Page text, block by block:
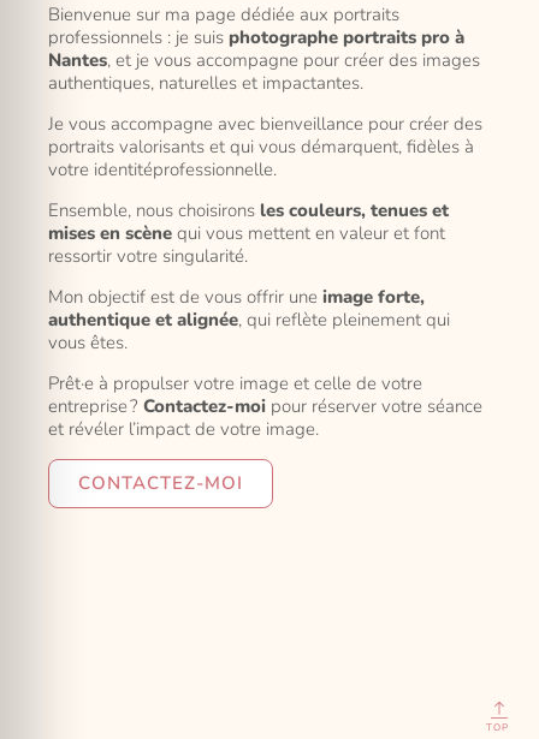
Bienvenue sur ma page dédiée aux portraits
professionnels : je suis photographe portraits pro à
Nantes, et je vous accompagne pour créer des images
authentiques, naturelles et impactantes.
Je vous accompagne avec bienveillance pour créer des
portraits valorisants et qui vous démarquent, fidèles à
votre identitéprofessionnelle.
Ensemble, nous choisirons les couleurs, tenues et
mises en scène qui vous mettent en valeur et font
ressortir votre singularité.
Mon objectif est de vous offrir une image forte,
authentique et alignée, qui reflète pleinement qui
vous êtes.
Prêt·e à propulser votre image et celle de votre
entreprise ? Contactez-moi pour réserver votre séance
et révéler l’impact de votre image.
CONTACTEZ-MOI
TOP